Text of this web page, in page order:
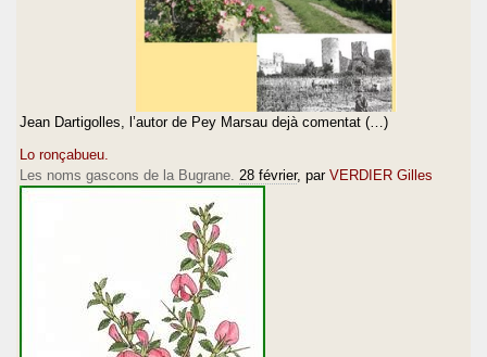
Jean Dartigolles, l’autor de Pey Marsau dejà comentat (…)
Lo ronçabueu.
Les noms gascons de la Bugrane. 28 février, par VERDIER Gilles